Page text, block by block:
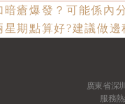
暗瘡爆發？可能係內
星期點算好?建議做邊
廣東省深
服務熱